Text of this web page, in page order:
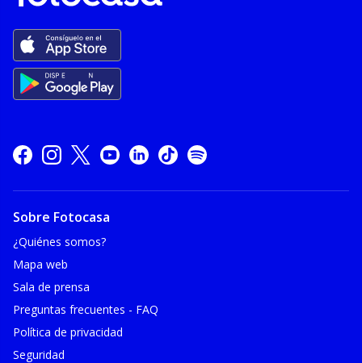
Sobre Fotocasa
¿Quiénes somos?
Mapa web
Sala de prensa
Preguntas frecuentes - FAQ
Política de privacidad
Seguridad